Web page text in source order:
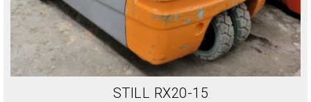
STILL RX20-15